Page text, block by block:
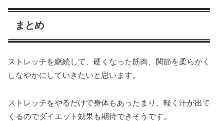
まとめ
ストレッチを継続して、硬くなった筋肉、関節を柔らかく
しなやかにしていきたいと思います。
ストレッチをやるだけで身体もあったまり、軽く汗が出て
くるのでダイエット効果も期待できそうです。